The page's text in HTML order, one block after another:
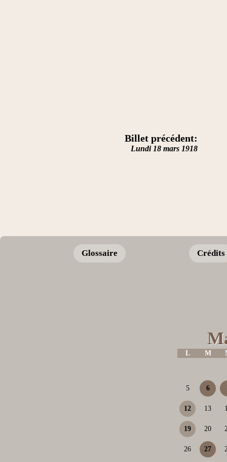
Billet précédent:
Lundi 18 mars 1918
Glossaire Crédits
L M
5 6
12 13
19 20
26 27